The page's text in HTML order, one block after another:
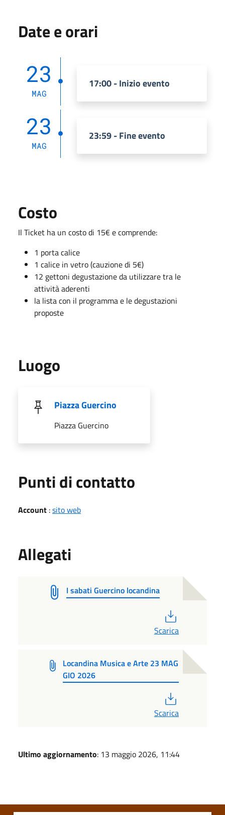
Date e orari
23
MAG
17:00 - Inizio evento
23
MAG
23:59 - Fine evento
Costo
Il Ticket ha un costo di 15€ e comprende:
1 porta calice
1 calice in vetro (cauzione di 5€)
12 gettoni degustazione da utilizzare tra le
attività aderenti
la lista con il programma e le degustazioni
proposte
Luogo
Piazza Guercino
Piazza Guercino
Punti di contatto
Account :sito web
Allegati
I sabati Guercino locandina
Scarica
Locandina Musica e Arte 23 MAG
GIO 2026
Scarica
Ultimo aggiornamento: 13 maggio 2026, 11:44